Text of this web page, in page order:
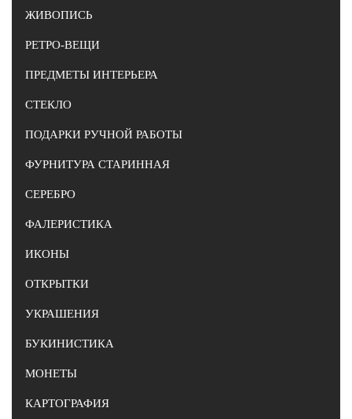
ЖИВОПИСЬ
РЕТРО-ВЕЩИ
ПРЕДМЕТЫ ИНТЕРЬЕРА
СТЕКЛО
ПОДАРКИ РУЧНОЙ РАБОТЫ
ФУРНИТУРА СТАРИННАЯ
СЕРЕБРО
ФАЛЕРИСТИКА
ИКОНЫ
ОТКРЫТКИ
УКРАШЕНИЯ
БУКИНИСТИКА
МОНЕТЫ
КАРТОГРАФИЯ